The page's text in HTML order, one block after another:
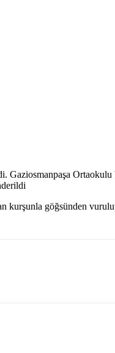
Ortaokulu
kurşunla göğsünden